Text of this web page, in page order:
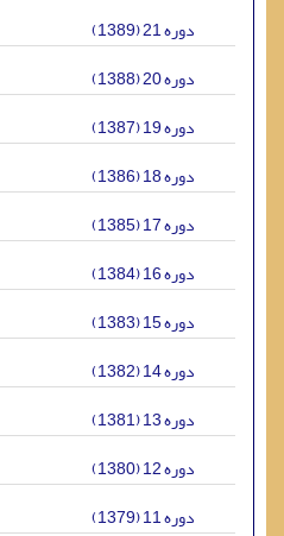
دوره 21 (1389)
دوره 20 (1388)
دوره 19 (1387)
دوره 18 (1386)
دوره 17 (1385)
دوره 16 (1384)
دوره 15 (1383)
دوره 14 (1382)
دوره 13 (1381)
دوره 12 (1380)
دوره 11 (1379)